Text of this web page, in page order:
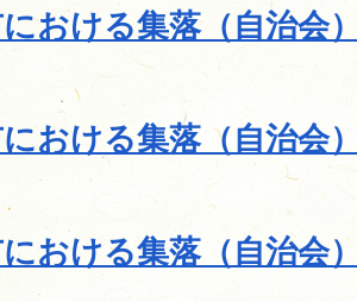
おける集落（自治会
おける集落（自治会
おける集落（自治会